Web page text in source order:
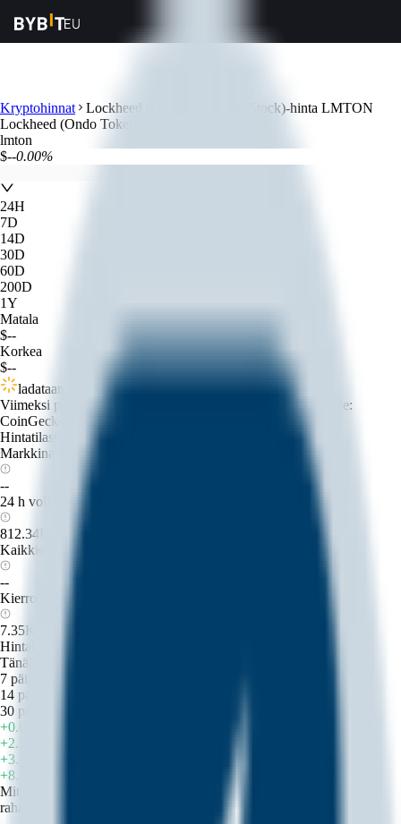
Kryptohinnat
Lockheed (Ondo Tokenized Stock)-hinta LMTON
Lockheed (Ondo Tokenized Stock)-hinta
lmton
$--0.00%
24H
7D
14D
30D
60D
200D
1Y
Matala
$--
Korkea
$--
ladataan...
Viimeksi päivitetty: 2026-08-07 15:56:41
Tietolähde:
CoinGecko
Hintatilastot
Markkina-arvo
--
24 h volyymi
812.34K
Kaikkien aikojen huippu
--
Kierrossa oleva tarjonta
7.35K
Hintahistoria (USD)
Tänään
7 päivää
14 päivää
30 päivää
+0.03%
+2.52%
+3.19%
+8.85%
Mitä mieltä olet Lockheed (Ondo Tokenized Stock) (LMTON)-
rahakkeista tänään?